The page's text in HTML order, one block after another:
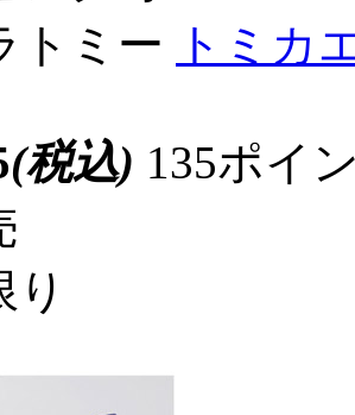
トミー
トミカ
(税込) 135ポイ